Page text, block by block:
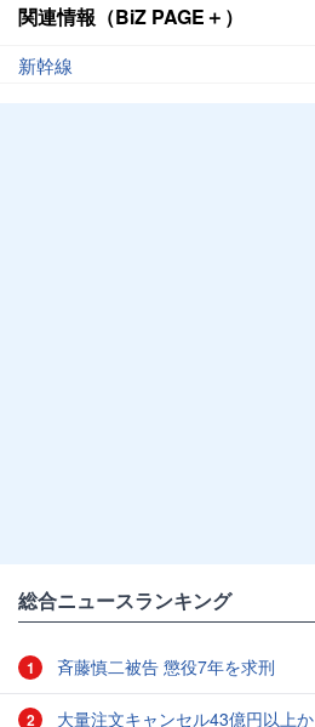
関連情報（BiZ PAGE＋）
新幹線
総合ニュースランキング
1 斉藤慎二被告 懲役7年を求刑
2 大量注文キャンセル43億円以上か